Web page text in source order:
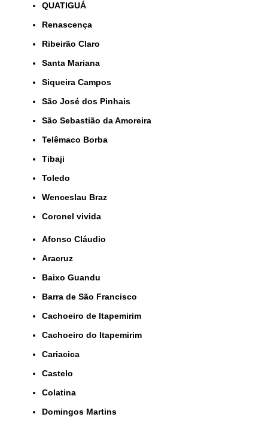
QUATIGUÁ
Renascença
Ribeirão Claro
Santa Mariana
Siqueira Campos
São José dos Pinhais
São Sebastião da Amoreira
Telêmaco Borba
Tibaji
Toledo
Wenceslau Braz
coronel vivida
Afonso Cláudio
Aracruz
Baixo Guandu
Barra de São Francisco
Cachoeiro de Itapemirim
Cachoeiro do Itapemirim
Cariacica
Castelo
Colatina
Domingos Martins